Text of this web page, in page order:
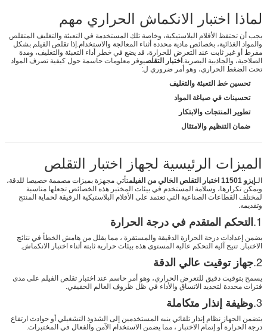
لماذا اختبار الانكماش الحراري مهم
يجب أن تحتفظ الأفلام البلاستيكية، وخاصة تلك المستخدمة في التعبئة والتغليف المتقلص
والمواد الغذائية، بخصائص مادية محددة أثناء المعالجة والاستخدام.إذا تقلص الفيلم بشكل
مفرط أو غير ثابت عند التعرض للحرارة، قد يضع في خطر أداء التعبئة والتغليف، ومدة
الصلاحية، والجاذبية البصرية.اختبار التقلصيوفر معلومات حاسمة حول كيفية تصرف المواد
تحت الضغط الحراري، وهو أمر ضروري ل:
تحسين خط التعبئة والتغليف
تحسينات في صياغة المواد
تطوير المنتجات والابتكار
ضمان التنظيم والامتثال
الميزات الرئيسية لجهاز اختبار التقلص
الـإيزو 11501 اختبار التقلص الخالي من الفيلم
تأتي مجهزة بميزات مصممة خصيصا للدقة،
ويمكن تكرارها، وسلامة المستخدم في بيئات المختبر.هذه الخصائص تجعلها مناسبة
لمختلف القطاعات الصناعية التي تعتمد على الأفلام البلاستيكية الرقيقة لحماية المنتج
وتقديمه.
1. التحكم المتقدم في درجة الحرارة
يضمن إعدادات درجة الحرارة الدقيقة والمستقرة ، مما يقلل من هامش الخطأ في نتائج
الاختبار. تتيح آلية التحكم عالية المستوى هذه بيئات حرارية ثابتة أثناء اختبار الانكماش.
2.جهاز توقيت عالي الدقة
يسمح بتوقيت دقيق للتعرض الحراري، وهو أمر حاسم عند اختبار تقلص الفيلم على مدى
فترات محددة لتحديد الاتساق والأداء في ظل ظروف العالم الحقيقي.
3. وظيفة إنذار متكاملة
يتضمن الجهاز نظام إنذار تلقائي ينبه المستخدمين إلى الشذوذ التشغيلي أو حوادث ارتفاع
درجة الحرارة أو إتمام الاختبار ، مما يضمن الاستخدام الآمن والفعال في المختبرات.